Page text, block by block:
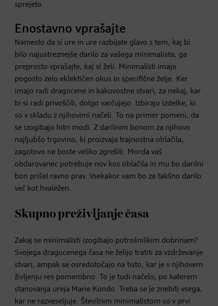
sprejeto.
Enostavno vprašajte
Namesto da si ure in ure razbijate glavo s tem, kaj bi
bilo najustreznejše darilo za vašega minimalista, ga
preprosto vprašajte, kaj si želi. Minimalisti imajo
pogosto zelo eklektičen okus in specifične želje. Ker
imajo radi dragocene in kakovostne stvari, za nekaj, kar
bi si radi privoščili, dolgo varčujejo. Izbirajo izdelke, ki
so v skladu z njihovimi načeli. To na primer pomeni, da
se izogibajo hitri modi. Z darilnim bonom za njihovo
najljubšo trgovino, ki proizvaja trajnostna oblačila,
zagotovo ne boste veliko zgrešili. Morda vaš
obdarovanec potrebuje nov kos oblačila in mu bo darilni
bon prišel ravno prav. Vsekakor vam bo za takšno darilo
več kot hvaležen.
Skupno preživljanje časa
Zakaj se minimalisti izogibajo potrošniškim dobrinam?
Svojega dragocenega časa ne želijo tratiti za vzdrževanje
stvari, ampak se osredotočajo na tisto, kar je v njihovem
življenju res pomembno. To je tudi načelo, po katerem
stanovanja ureja Marie Kondo. Treba se je znebiti vsega,
kar ne razveseljuje. Številnim minimalistom so v prvi